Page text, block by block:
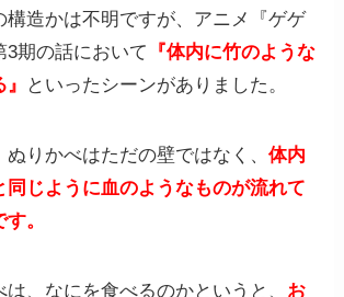
構造かは不明ですが、アニメ『ゲゲ
3期の話において
『体内に竹のような
といったシーンがありました。
ぬりかべはただの壁ではなく、体内
同じように血のようなものが流れて
。
、なにを食べるのかというと、 お